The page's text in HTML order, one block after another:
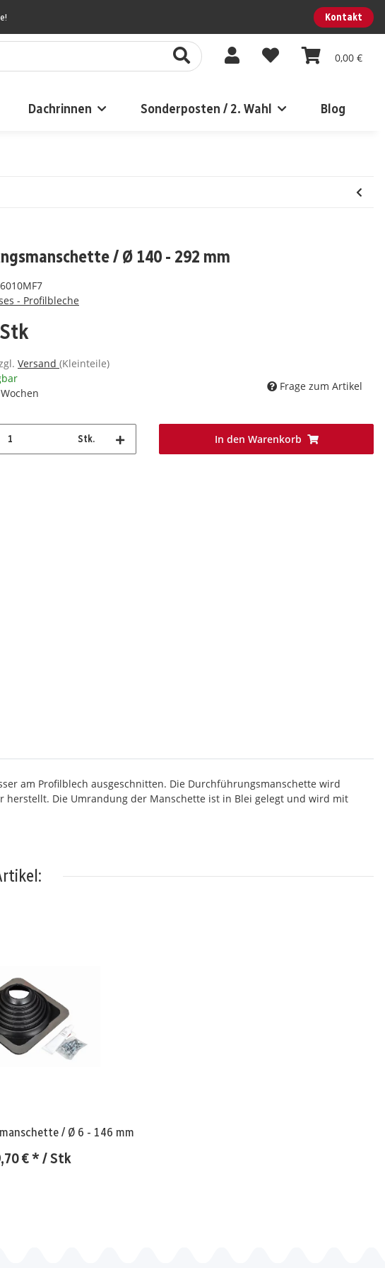
Kontakt
0,00 €
Dachrinnen Sonderposten / 2. Wahl Blog
/ Ø 140 - 292 mm
6010MF7
- Profilbleche
Versand (Kleinteile)
Frage zum Artikel
Stk. In den Warenkorb
am Profilblech ausgeschnitten. Die Durchführungsmanschette wird
herstellt. Die Umrandung der Manschette ist in Blei gelegt und wird mit
Durchführungsmanschette / Ø 6 - 146 mm
€* / Stk